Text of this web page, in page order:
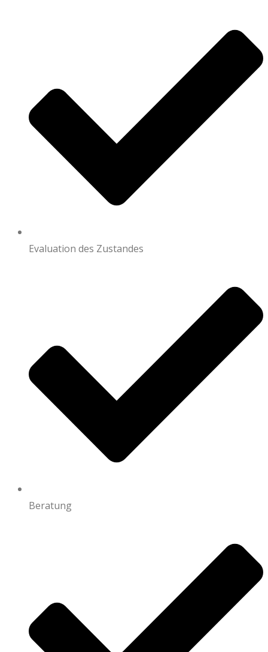
Evaluation des Zustandes
Beratung